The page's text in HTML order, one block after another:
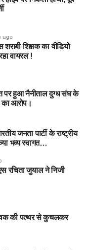
ago
शिक्षक का वीडियो
वायरल !
पर हुआ नैनीताल दुग्ध संघ के
का आरोप।
जनता पार्टी के राष्ट्रीय
भव्य स्वागत…
रचिता जुयाल ने निजी
युवक की पत्थर से कुचलकर